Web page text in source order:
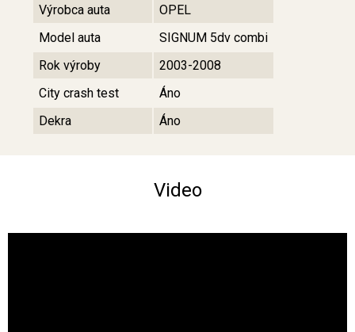
Výrobca auta
OPEL
Model auta
SIGNUM 5dv combi
Rok výroby
2003-2008
City crash test
Áno
Dekra
Áno
Video